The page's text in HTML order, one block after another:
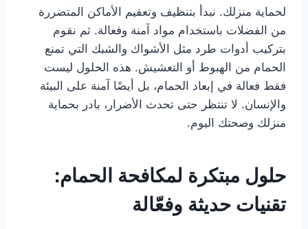
لحماية منزلك. نبدأ بتنظيف وتعقيم الأماكن المتضررة
من الفضلات باستخدام مواد آمنة وفعالة. ثم نقوم
بتركيب أدوات طرد مثل الأشواك والشبك التي تمنع
الحمام من الهبوط أو التعشيش. هذه الحلول ليست
فقط فعالة في إبعاد الحمام، بل أيضًا آمنة على البيئة
والإنسان. لا تنتظر حتى تحدث الأضرار، بادر بحماية
منزلك وصحتك اليوم.
حلول مبتكرة لمكافحة الحمام:
تقنيات حديثة وفعّالة